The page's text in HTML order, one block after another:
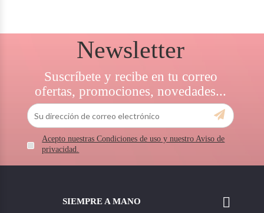
Newsletter
Suscríbete y recibe en tu correo
ofertas, promociones, novedades...
Acepto nuestras Condiciones de uso y nuestro Aviso de
privacidad.
SIEMPRE A MANO 